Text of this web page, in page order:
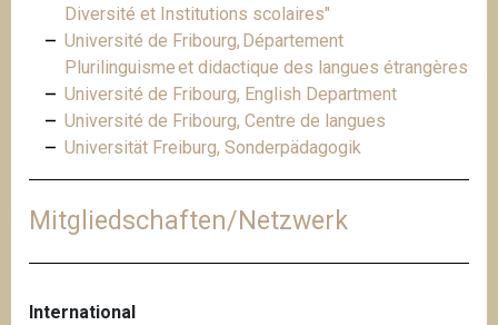
Diversité et Institutions scolaires"
Université de Fribourg, Département
Plurilinguisme et didactique des langues étrangères
Université de Fribourg, English Department
Université de Fribourg, Centre de langues
Universität Freiburg, Sonderpädagogik
Mitgliedschaften/Netzwerk
International